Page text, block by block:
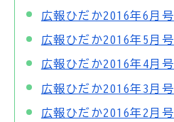
広報ひだか2016年6月号
広報ひだか2016年5月号
広報ひだか2016年4月号
広報ひだか2016年3月号
広報ひだか2016年2月号